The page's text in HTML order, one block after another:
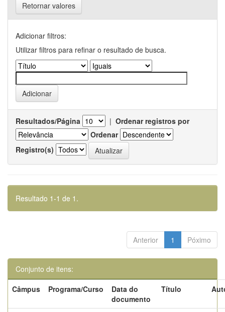
Retornar valores
Adicionar filtros:
Utilizar filtros para refinar o resultado de busca.
Resultados/Página | Ordenar registros por
Ordenar
Registro(s)
Resultado 1-1 de 1.
Anterior 1 Póximo
Conjunto de itens:
Câmpus
Programa/Curso
Data do
documento
Título